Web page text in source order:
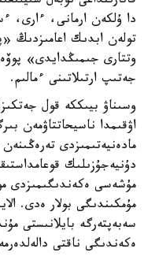
دا ۇلكەن ارمانى، ءارى،
تولەن ابدىك اعامىزدىڭ
وتتارى جىمىڭدايدى»
جەتىپ ارتىلاتىنى ءمالىم.
وسىناۋ بيىككە قول
اۋقىمدا ناسيحاتتاۋمەن
مادەنيەتىمىزدى
دۇنيەجۇزىلىك
مۇشەسى ەكەندىگىمىزدى
مۇمكىندىگى بولار ەدى.
سەبەپتەرگە بايلانىستى
ەكەندىگى ناقتى